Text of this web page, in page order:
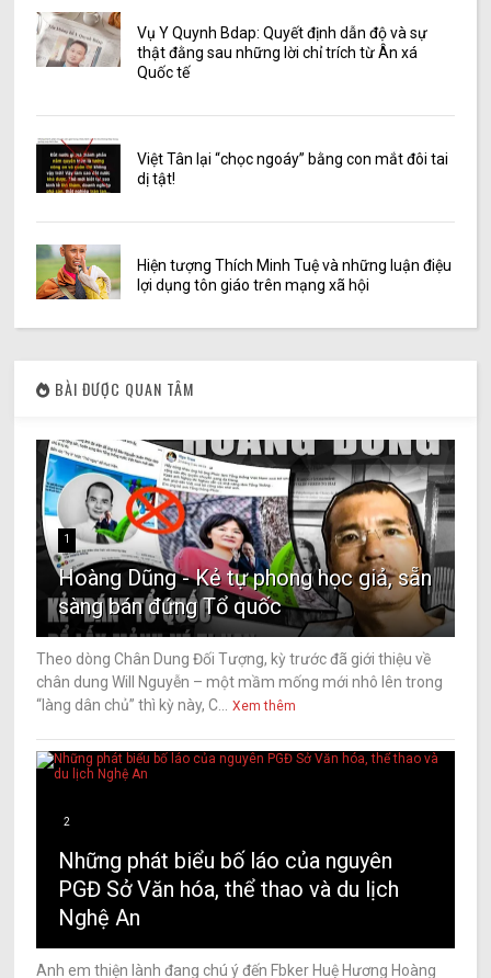
Vụ Y Quynh Bdap: Quyết định dẫn độ và sự
thật đằng sau những lời chỉ trích từ Ân xá
Quốc tế
Việt Tân lại “chọc ngoáy” bằng con mắt đôi tai
dị tật!
Hiện tượng Thích Minh Tuệ và những luận điệu
lợi dụng tôn giáo trên mạng xã hội
BÀI ĐƯỢC QUAN TÂM
1
Hoàng Dũng - Kẻ tự phong học giả, sẵn
sàng bán đứng Tổ quốc
Theo dòng Chân Dung Đối Tượng, kỳ trước đã giới thiệu về
chân dung Will Nguyễn – một mầm mống mới nhô lên trong
“làng dân chủ” thì kỳ này, C...
Xem thêm
2
Những phát biểu bố láo của nguyên
PGĐ Sở Văn hóa, thể thao và du lịch
Nghệ An
Anh em thiện lành đang chú ý đến Fbker Huệ Hương Hoàng